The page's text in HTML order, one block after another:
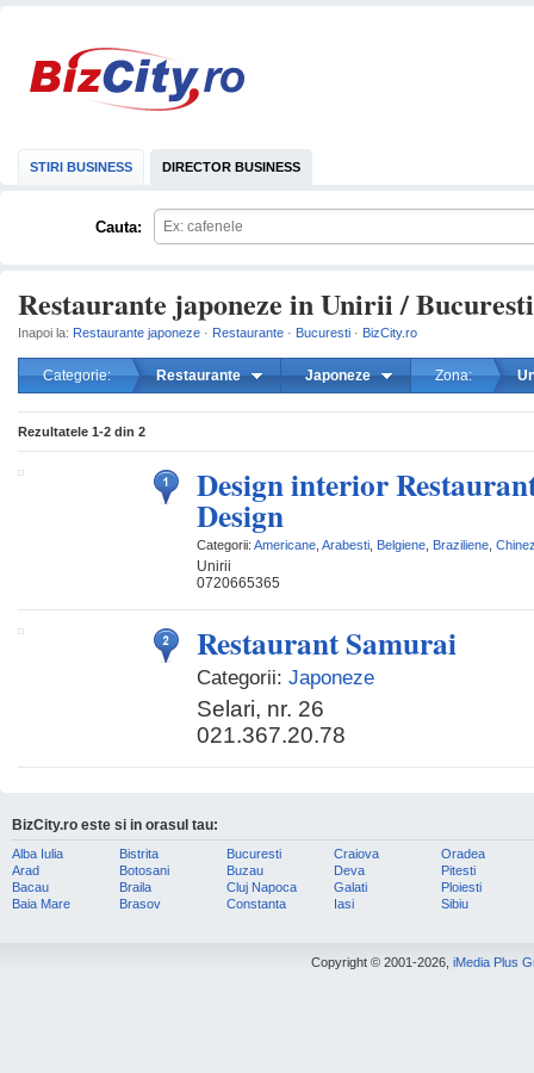
STIRI BUSINESS DIRECTOR BUSINESS
Cauta:
Restaurante japoneze in Unirii / Bucuresti
Inapoi la: Restaurante japoneze · Restaurante · Bucuresti · BizCity.ro
Categorie: Restaurante Japoneze Zona:
Rezultatele 1-2 din 2
Design interior
Design
Categorii: Americane Arabesti Belgiene Braziliene
Unirii
0720665365
Restaurant Samurai
Categorii: Japoneze
Selari, nr. 26
021.367.20.78
BizCity.ro este si in orasul tau:
Alba Iulia
Arad
Bacau
Baia Mare
Bistrita
Botosani
Braila
Brasov
Bucuresti
Buzau
Cluj Napoca
Constanta
Craiova
Deva
Galati
Iasi
Oradea
Pitesti
Ploiesti
Sibiu
Copyright © 2001-2026, iMedia Plus